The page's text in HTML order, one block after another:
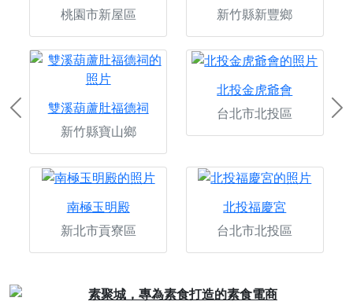
桃園市新屋區
新竹縣新豐鄉
雙溪葫蘆肚福德祠
新竹縣寶山鄉
北投金虎爺會
台北市北投區
南極玉明殿
新北市貢寮區
北投福慶宮
台北市北投區
Previous